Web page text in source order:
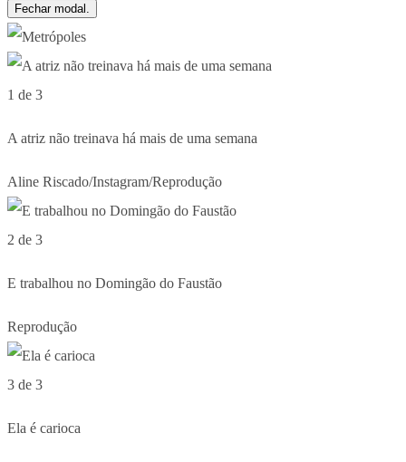
Fechar modal.
1 de 3
A atriz não treinava há mais de uma semana
Aline Riscado/Instagram/Reprodução
2 de 3
E trabalhou no Domingão do Faustão
Reprodução
3 de 3
Ela é carioca